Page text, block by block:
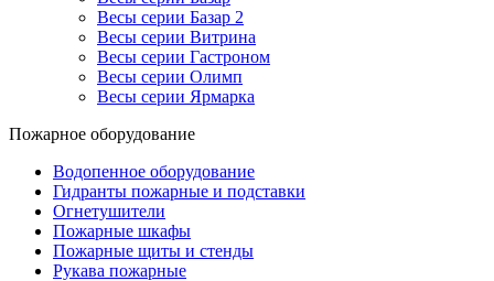
Весы серии Базар 2
Весы серии Витрина
Весы серии Гастроном
Весы серии Олимп
Весы серии Ярмарка
Пожарное оборудование
Водопенное оборудование
Гидранты пожарные и подставки
Огнетушители
Пожарные шкафы
Пожарные щиты и стенды
Рукава пожарные